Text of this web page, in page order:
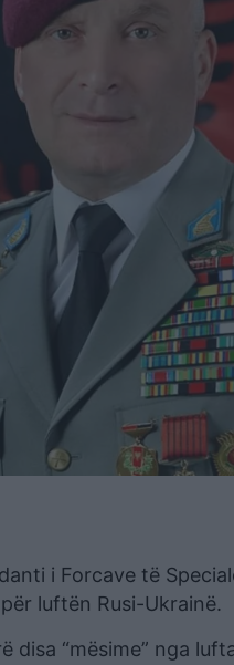
i Forcave të
luftën Rusi-Ukrainë.
disa “mësime” nga